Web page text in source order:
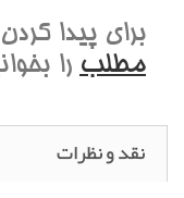
براي پيدا
مطلب را
نقد و نظرات